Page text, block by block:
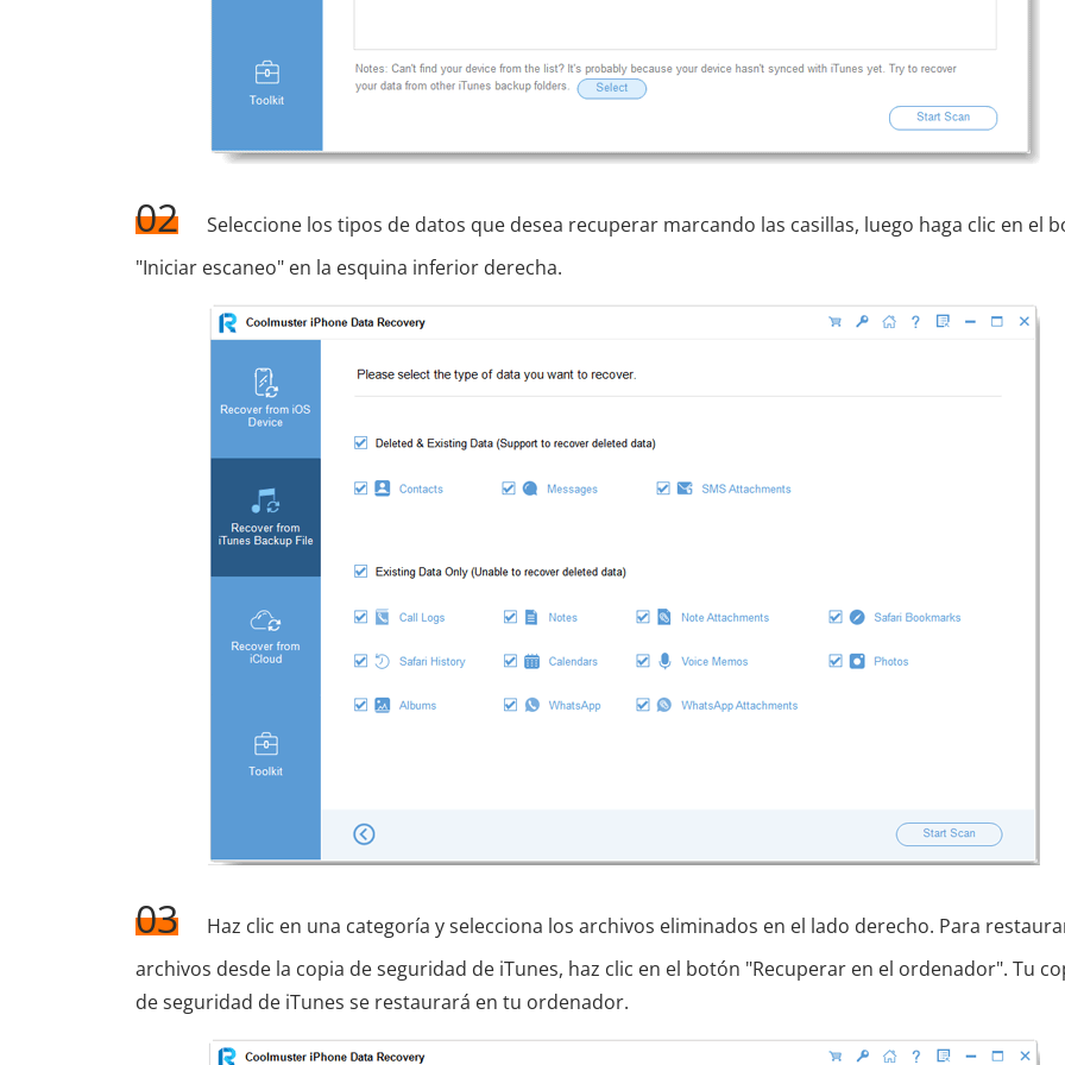
02
Seleccione los tipos de datos que desea recuperar marcando las casillas, luego haga clic en el
"Iniciar escaneo" en la esquina inferior derecha.
03
Haz clic en una categoría y selecciona los archivos eliminados en el lado derecho. Para
archivos desde la copia de seguridad de iTunes, haz clic en el botón "Recuperar en el ordenador". Tu
de seguridad de iTunes se restaurará en tu ordenador.